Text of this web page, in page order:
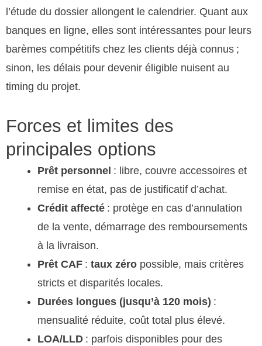
l’étude du dossier allongent le calendrier. Quant aux
banques en ligne, elles sont intéressantes pour leurs
barèmes compétitifs chez les clients déjà connus ;
sinon, les délais pour devenir éligible nuisent au
timing du projet.
Forces et limites des
principales options
Prêt personnel : libre, couvre accessoires et
remise en état, pas de justificatif d’achat.
Crédit affecté : protège en cas d’annulation
de la vente, démarrage des remboursements
à la livraison.
Prêt CAF :taux zéro possible, mais critères
stricts et disparités locales.
Durées longues (jusqu’à 120 mois) :
mensualité réduite, coût total plus élevé.
LOA/LLD : parfois disponibles pour des